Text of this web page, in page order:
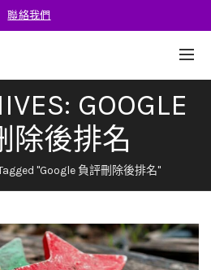
聯絡我們
GOOGLE
除後排名
"Google 負評刪除後排名"